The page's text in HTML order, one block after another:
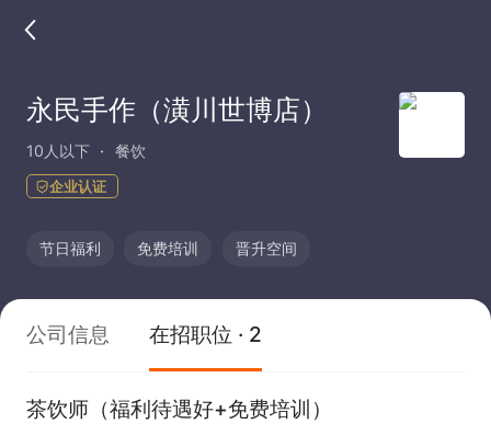
永民手作（潢川世博店）
10人以下 餐饮
企业认证
节日福利 免费培训 晋升空间
公司信息 在招职位 · 2
茶饮师（福利待遇好+免费培训）